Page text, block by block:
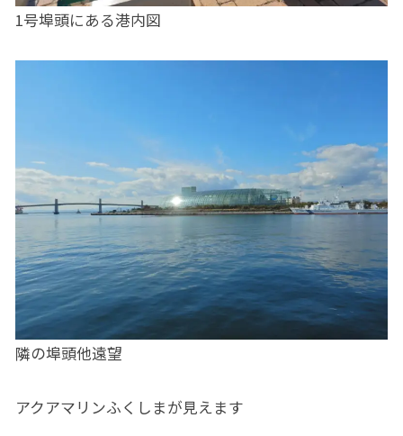
1号埠頭にある港内図
隣の埠頭他遠望
アクアマリンふくしまが見えます